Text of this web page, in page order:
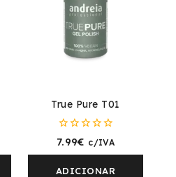
True Pure T01
0
5
7.99€ c/IVA
ADICIONAR